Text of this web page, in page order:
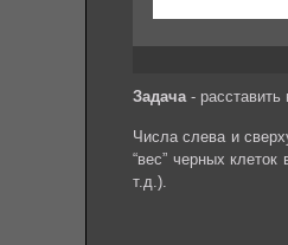
Задача - расставить
Числа слева и
“вес” черных
т.д.).